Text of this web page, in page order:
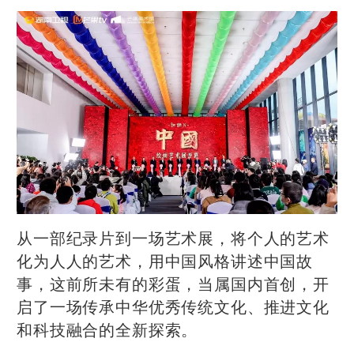
从一部纪录片到一场艺术展，将个人的艺术
化为人人的艺术，用中国风格讲述中国故
事，这前所未有的彩蛋，当属国内首创，开
启了一场传承中华优秀传统文化、推进文化
和科技融合的全新探索。